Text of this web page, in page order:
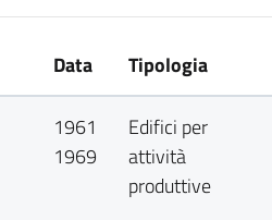
Data Tipologia
1961
1969
Edifici per
attività
produttive